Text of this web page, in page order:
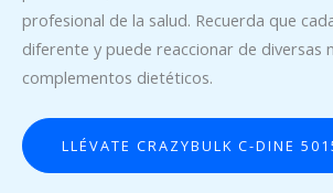
profesional de la salud. Recuerda que
diferente y puede reaccionar de diversas
complementos dietéticos.
LLÉVATE CRAZYBULK C-DINE